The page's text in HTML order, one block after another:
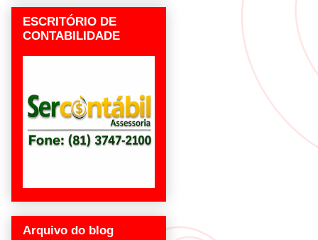
ESCRITÓRIO DE
CONTABILIDADE
Arquivo do blog